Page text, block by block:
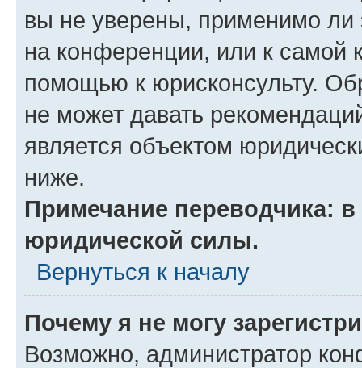
вы не уверены, применимо ли
на конференции, или к самой
помощью к юрисконсульту.
не может давать
является объектом
ниже.
Примечание переводчика:
юридической силы.
Вернуться к началу
Почему я не могу
Возможно, администратор